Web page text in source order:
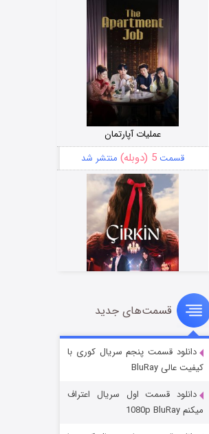
عملیات آپارتمان
قسمت5 (دوبله) منتشر شد
سریال زشت
قسمت2 (زیرنویس) منتشر شد
قسمت‌های جدید
دانلود قسمت پنجم سریال کوری با
کیفیت عالی BluRay
دانلود قسمت اول سریال اعتراف
میکنم 1080p BluRay